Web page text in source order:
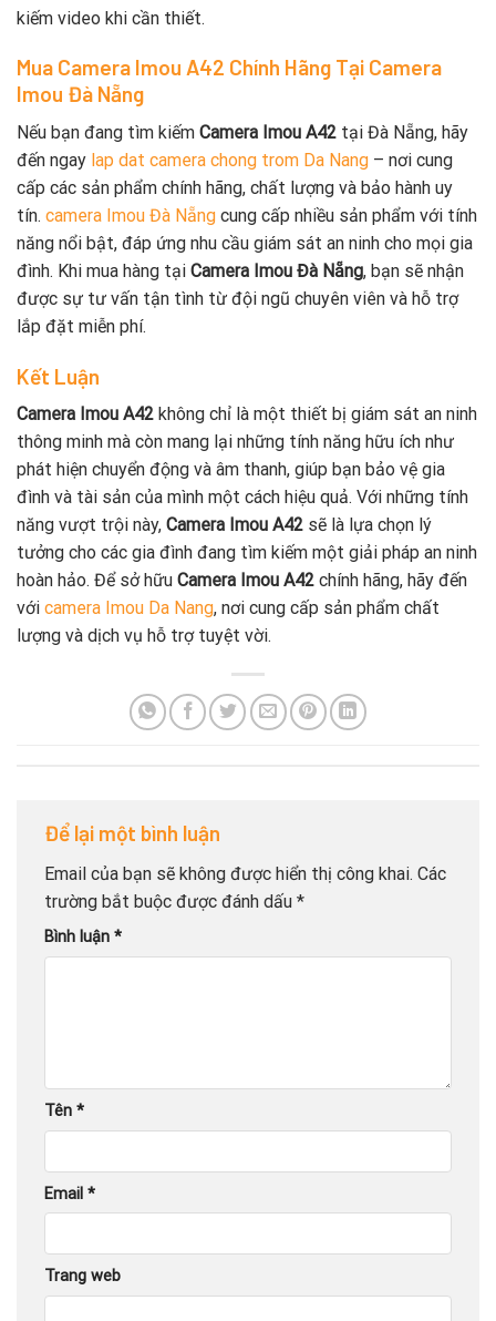
kiếm video khi cần thiết.
Mua Camera Imou A42 Chính Hãng Tại Camera
Imou Đà Nẵng
Nếu bạn đang tìm kiếm Camera Imou A42 tại Đà Nẵng, hãy
đến ngay lap dat camera chong trom Da Nang – nơi cung
cấp các sản phẩm chính hãng, chất lượng và bảo hành uy
tín. camera Imou Đà Nẵng cung cấp nhiều sản phẩm với tính
năng nổi bật, đáp ứng nhu cầu giám sát an ninh cho mọi gia
đình. Khi mua hàng tại Camera Imou Đà Nẵng, bạn sẽ nhận
được sự tư vấn tận tình từ đội ngũ chuyên viên và hỗ trợ
lắp đặt miễn phí.
Kết Luận
Camera Imou A42 không chỉ là một thiết bị giám sát an ninh
thông minh mà còn mang lại những tính năng hữu ích như
phát hiện chuyển động và âm thanh, giúp bạn bảo vệ gia
đình và tài sản của mình một cách hiệu quả. Với những tính
năng vượt trội này, Camera Imou A42 sẽ là lựa chọn lý
tưởng cho các gia đình đang tìm kiếm một giải pháp an ninh
hoàn hảo. Để sở hữu Camera Imou A42 chính hãng, hãy đến
với camera Imou Da Nang, nơi cung cấp sản phẩm chất
lượng và dịch vụ hỗ trợ tuyệt vời.
Để lại một bình luận
Email của bạn sẽ không được hiển thị công khai. Các
trường bắt buộc được đánh dấu *
Bình luận *
Tên *
Email *
Trang web